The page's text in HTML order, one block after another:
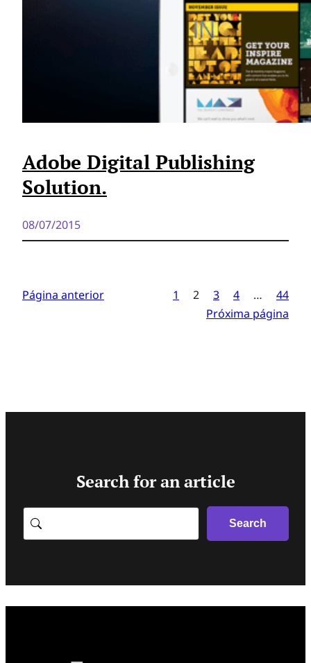
Adobe Digital Publishing
Solution.
08/07/2015
Página anterior 1 2 3 4 …
44
Próxima página
Search for an article
Search
Search